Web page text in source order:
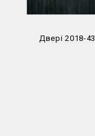
Двері 2018-43